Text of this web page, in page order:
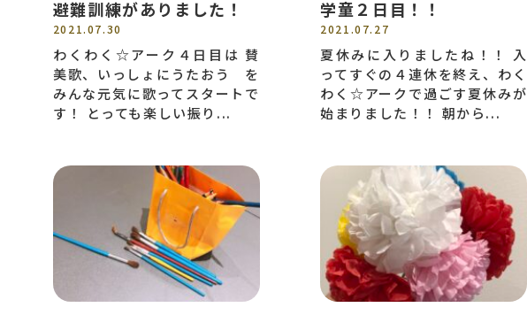
避難訓練がありました！
2021.07.30
わくわく☆アーク４日目は 賛
美歌、いっしょにうたおう を
みんな元気に歌ってスタートで
す！ とっても楽しい振り...
学童２日目！！
2021.07.27
夏休みに入りましたね！！ 入
ってすぐの４連休を終え、わく
わく☆アークで過ごす夏休みが
始まりました！！ 朝から...